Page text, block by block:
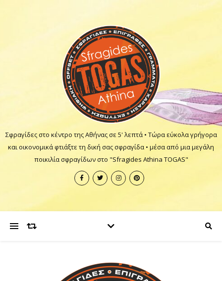
Σφραγίδες στο κέντρο της Αθήνας σε 5' λεπτά • Τώρα εύκολα γρήγορα
και οικονομικά φτιάξτε τη δική σας σφραγίδα • μέσα από μια μεγάλη
ποικιλία σφραγίδων στο "Sfragides Athina TOGAS"